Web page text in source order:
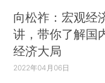
向松祚：宏观经
讲，带你了解国
经济大局
2022年04月06日